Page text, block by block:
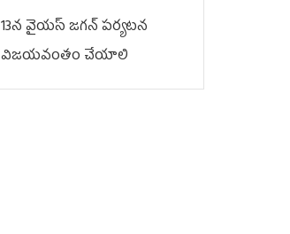
13న వైయస్‌ జగన్‌ పర్యటన
విజయవంతం చేయాలి